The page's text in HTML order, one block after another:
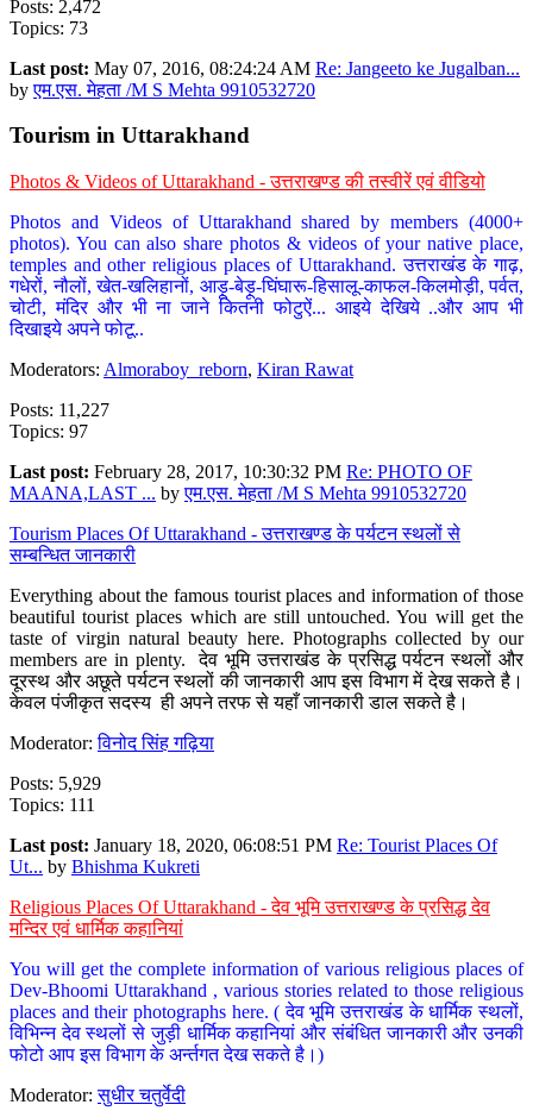
Posts: 2,472
Topics: 73
Last post: May 07, 2016, 08:24:24 AM Re: Jangeeto ke Jugalban...
byएम.एस. मेहता /M S Mehta 9910532720
Tourism in Uttarakhand
Photos & Videos of Uttarakhand - उत्तराखण्ड की तस्वीरें एवं वीडियो
Photos and Videos of Uttarakhand shared by members (4000+
photos). You can also share photos & videos of your native place,
temples and other religious places of Uttarakhand. उत्तराखंड के गाढ़,
गधेरों, नौलों, खेत-खलिहानों, आड़ू-बेड़ू-घिंघारू-हिसालू-काफल-किलमोड़ी, पर्वत,
चोटी, मंदिर और भी ना जाने कितनी फोटुऐं... आइये देखिये ..और आप भी
दिखाइये अपने फोटू..
Moderators: Almoraboy_reborn, Kiran Rawat
Posts: 11,227
Topics: 97
Last post: February 28, 2017, 10:30:32 PM Re: PHOTO OF
MAANA,LAST ... byएम.एस. मेहता /M S Mehta 9910532720
Tourism Places Of Uttarakhand - उत्तराखण्ड के पर्यटन स्थलों से
सम्बन्धित जानकारी
Everything about the famous tourist places and information of those
beautiful tourist places which are still untouched. You will get the
taste of virgin natural beauty here. Photographs collected by our
members are in plenty. देव भूमि उत्तराखंड के प्रसिद्ध पर्यटन स्थलों और
दूरस्थ और अछूते पर्यटन स्थलों की जानकारी आप इस विभाग में देख सकते है।
केवल पंजीकृत सदस्य ही अपने तरफ से यहाँ जानकारी डाल सकते है।
Moderator:विनोद सिंह गढ़िया
Posts: 5,929
Topics: 111
Last post: January 18, 2020, 06:08:51 PM Re: Tourist Places Of
Ut... by Bhishma Kukreti
Religious Places Of Uttarakhand - देव भूमि उत्तराखण्ड के प्रसिद्ध देव
मन्दिर एवं धार्मिक कहानियां
You will get the complete information of various religious places of
Dev-Bhoomi Uttarakhand , various stories related to those religious
places and their photographs here. ( देव भूमि उत्तराखंड के धार्मिक स्थलों,
विभिन्न देव स्थलों से जुड़ी धार्मिक कहानियां और संबंधित जानकारी और उनकी
फोटो आप इस विभाग के अर्न्तगत देख सकते है।)
Moderator:सुधीर चतुर्वेदी